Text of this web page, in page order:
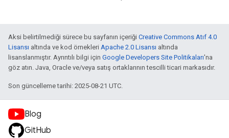
Aksi belirtilmediği sürece bu sayfanın içeriği Creative Commons Atıf 4.0
Lisansı altında ve kod örnekleri Apache 2.0 Lisansı altında
lisanslanmıştır. Ayrıntılı bilgi için Google Developers Site Politikaları'na
göz atın. Java, Oracle ve/veya satış ortaklarının tescilli ticari markasıdır.
Son güncelleme tarihi: 2025-08-21 UTC.
Blog
GitHub